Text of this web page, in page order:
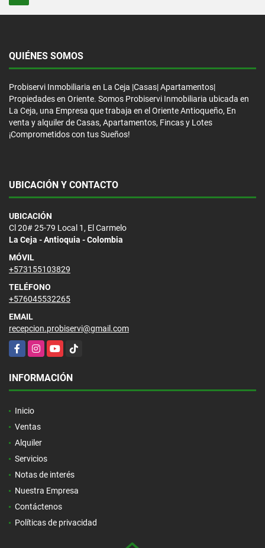
QUIÉNES SOMOS
Probiservi Inmobiliaria en La Ceja |Casas| Apartamentos|
Propiedades en Oriente. Somos Probiservi Inmobiliaria ubicada en
La Ceja, una Empresa que trabaja en el Oriente Antioqueño, En
venta y alquiler de Casas, Apartamentos, Fincas y Lotes
¡Comprometidos con tus Sueños!
UBICACIÓN Y CONTACTO
UBICACIÓN
Cl 20# 25-79 Local 1, El Carmelo
La Ceja - Antioquia - Colombia
MÓVIL
+573155103829
TELÉFONO
+576045532265
EMAIL
recepcion.probiservi@gmail.com
FacebookInstagramYouTubeTikTok
INFORMACIÓN
Inicio
Ventas
Alquiler
Servicios
Notas de interés
Nuestra Empresa
Contáctenos
Políticas de privacidad